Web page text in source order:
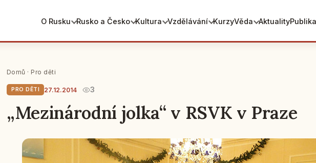
O Rusku Rusko a Česko Kultura Vzdělávání KurzyVěda Aktuality
Domů · Pro děti
PRO DĚTI 27.12.2014 3
„Mezinárodní jolka“ v RSVK v Praze